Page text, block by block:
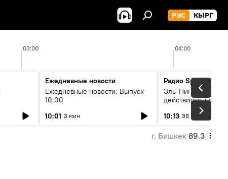
РУС КЫРГ
03:00 04:00
Ежедневные новости
Ежедневные новости. Выпуск
10:00
10:01 3 мин
Радио Sputnik
Эль-Ниньо, жара и
действительно
погоду в
10:13 38 мин
г. Бишкек 89.3